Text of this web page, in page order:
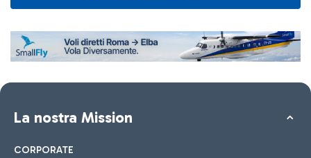
La nostra Mission
CORPORATE